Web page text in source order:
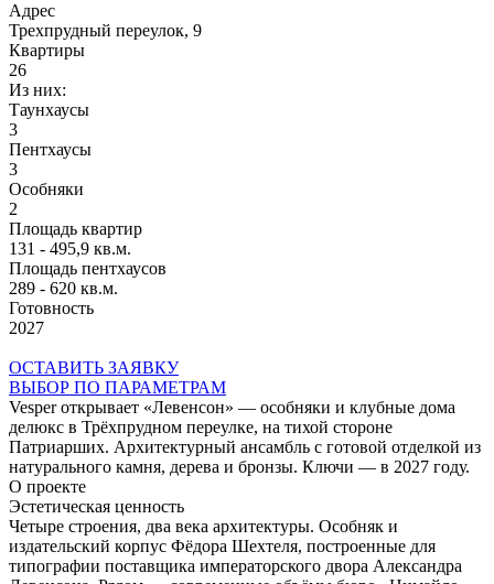
Адрес
Трехпрудный переулок, 9
Квартиры
26
Из них:
Таунхаусы
3
Пентхаусы
3
Особняки
2
Площадь квартир
131 - 495,9 кв.м.
Площадь пентхаусов
289 - 620 кв.м.
Готовность
2027
ОСТАВИТЬ ЗАЯВКУ
ВЫБОР ПО ПАРАМЕТРАМ
Vesper открывает «Левенсон» — особняки и клубные дома
делюкс в Трёхпрудном переулке, на тихой стороне
Патриарших. Архитектурный ансамбль с готовой отделкой из
натурального камня, дерева и бронзы. Ключи — в 2027 году.
О проекте
Эстетическая ценность
Четыре строения, два века архитектуры. Особняк и
издательский корпус Фёдора Шехтеля, построенные для
типографии поставщика императорского двора Александра